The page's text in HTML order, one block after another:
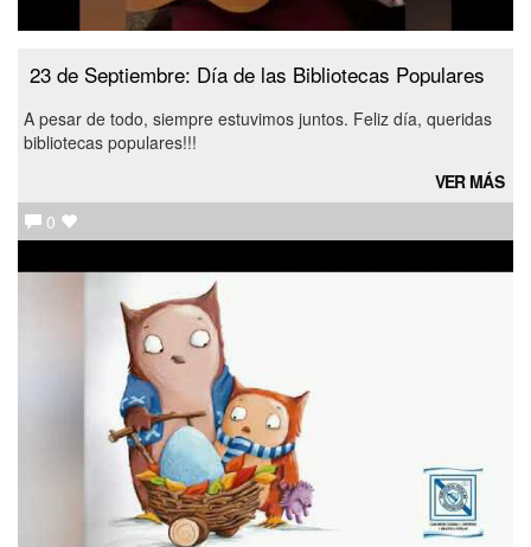
23 de Septiembre: Día de las Bibliotecas Populares
A pesar de todo, siempre estuvimos juntos. Feliz día, queridas
bibliotecas populares!!!
VER MÁS
0